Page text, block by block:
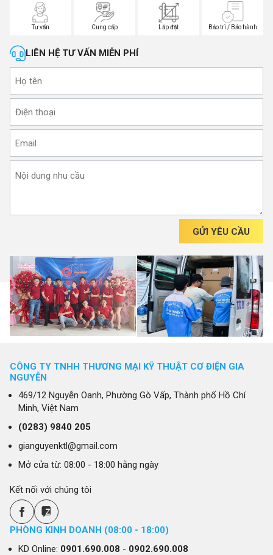
Tư vấn Cung cấp Lắp đặt Bảo trì / Bảo hành
LIÊN HỆ TƯ VẤN MIỄN PHÍ
GỬI YÊU CẦU
CÔNG TY TNHH THƯƠNG MẠI KỸ THUẬT CƠ ĐIỆN GIA
NGUYỄN
469/12 Nguyễn Oanh, Phường Gò Vấp, Thành phố Hồ Chí
Minh, Việt Nam
(0283) 9840 205
gianguyenktl@gmail.com
Mở cửa từ: 08:00 - 18:00 hằng ngày
Kết nối với chúng tôi
PHÒNG KINH DOANH (08:00 - 18:00)
KD Online: 0901.690.008 - 0902.690.008